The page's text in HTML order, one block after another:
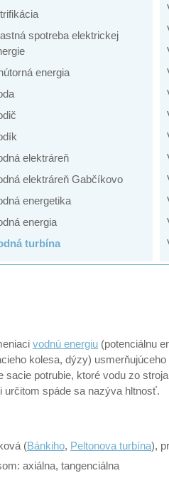
spotreba elektrickej
energia
elektráreň
elektráreň Gabčíkovo
energetika
energia
turbína
vodnú energiu (potenciálnu
kolesa, dýzy)
sacie potrubie, ktoré vodu zo
určitom spáde sa nazýva hltnosť.
(Bánkiho, Peltonova turbína),
axiálna, tangenciálna